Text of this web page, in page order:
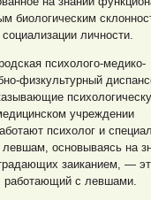
биологическим
личности.
психолого-медико-
физкультурный
учреждении
психолог и
основываясь на
заиканием, —
работающий с левшами.